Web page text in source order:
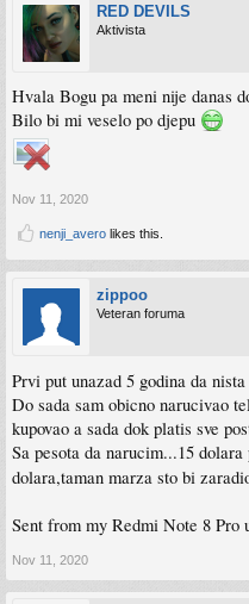
RED DEVILS
Aktivista
Hvala Bogu pa meni nije danas
Bilo bi mi veselo po djepu
Nov 11, 2020
nenji_avero likes this.
zippoo
Veteran foruma
Prvi put unazad 5 godina da
Do sada sam obicno narucivao
kupovao a sada dok platis sve
Sa pesota da narucim...15
dolara,taman marza sto bi
Sent from my Redmi Note 8 Pro
Nov 11, 2020